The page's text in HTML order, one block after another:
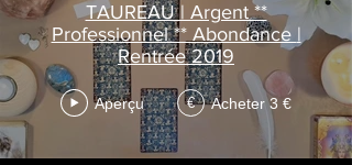
TAUREAU | Argent **
Professionnel ** Abondance |
Rentrée 2019
Aperçu € Acheter 3 €